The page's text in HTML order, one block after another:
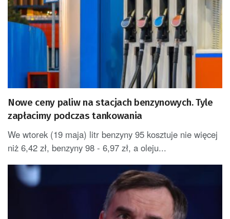
Nowe ceny paliw na stacjach benzynowych. Tyle
zapłacimy podczas tankowania
We wtorek (19 maja) litr benzyny 95 kosztuje nie więcej
niż 6,42 zł, benzyny 98 - 6,97 zł, a oleju...